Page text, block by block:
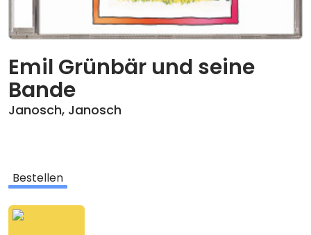
Emil Grünbär und seine
Bande
Janosch, Janosch
Bestellen